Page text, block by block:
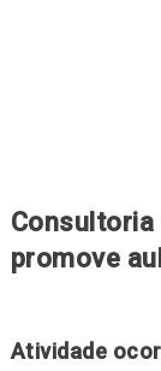
Consultoria
promove
Atividade